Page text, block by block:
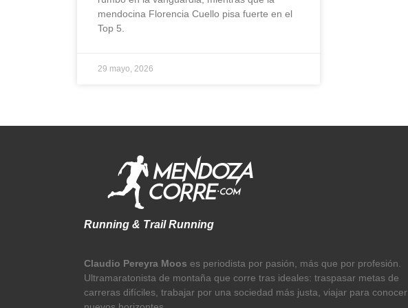
mendocina Florencia Cuello pisa fuerte en el
Top 5.
29 mayo, 2026
Running & Trail Running
Claudio Pereyra Moos es periodista por pasión, más que por profesión.
Ultramaratonista de montaña que corre tras ideales: traspasar metas de
carreras difíciles, trabajar por una sociedad más justa, viajar para conocer